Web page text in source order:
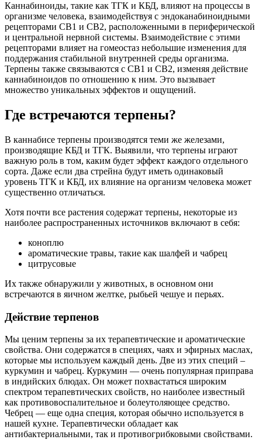
Каннабиноиды, такие как ТГК и КБД, влияют на процессы в
организме человека, взаимодействуя с эндоканабиноидными
рецепторами CB1 и CB2, расположенными в периферической
и центральной нервной системы. Взаимодействие с этими
рецепторами влияет на гомеостаз небольшие изменения для
поддержания стабильной внутренней среды организма.
Терпены также связываются с CB1 и CB2, изменяя действие
каннабиноидов по отношению к ним. Это вызывает
множество уникальных эффектов и ощущений.
Где встречаются терпены?
В каннабисе терпены производятся теми же железами,
производящие КБД и ТГК. Выявили, что терпены играют
важную роль в том, каким будет эффект каждого отдельного
сорта. Даже если два стрейна будут иметь одинаковый
уровень ТГК и КБД, их влияние на организм человека может
существенно отличаться.
Хотя почти все растения содержат терпены, некоторые из
наиболее распространенных источников включают в себя:
коноплю
ароматические травы, такие как шалфей и чабрец
цитрусовые
Их также обнаружили у животных, в основном они
встречаются в яичном желтке, рыбьей чешуе и перьях.
Действие терпенов
Мы ценим терпены за их терапевтические и ароматические
свойства. Они содержатся в специях, чаях и эфирных маслах,
которые мы используем каждый день. Две из этих специй –
куркумин и чабрец. Куркумин — очень популярная приправа
в индийских блюдах. Он может похвастаться широким
спектром терапевтических свойств, но наиболее известный
как противовоспалительное и болеутоляющее средство.
Чебрец — еще одна специя, которая обычно используется в
нашей кухне. Терапевтически обладает как
антибактериальными, так и противогрибковыми свойствами.